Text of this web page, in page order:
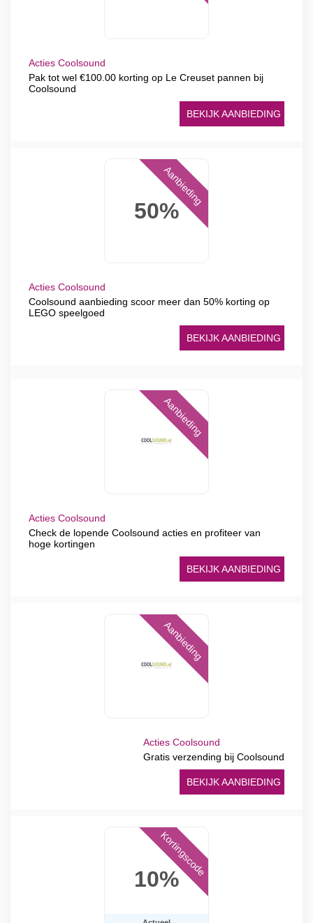
Acties Coolsound
Pak tot wel €100.00 korting op Le Creuset pannen bij
Coolsound
BEKIJK AANBIEDING
50%
Aanbieding
Acties Coolsound
Coolsound aanbieding scoor meer dan 50% korting op
LEGO speelgoed
BEKIJK AANBIEDING
Aanbieding
Acties Coolsound
Check de lopende Coolsound acties en profiteer van
hoge kortingen
BEKIJK AANBIEDING
Aanbieding
Acties Coolsound
Gratis verzending bij Coolsound
BEKIJK AANBIEDING
10%
Kortingscode